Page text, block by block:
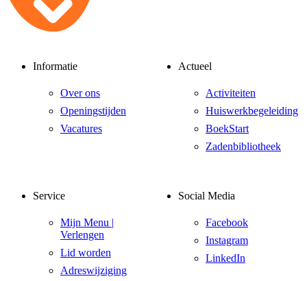
Informatie
Over ons
Openingstijden
Vacatures
Actueel
Activiteiten
Huiswerkbegeleiding
BoekStart
Zadenbibliotheek
Service
Mijn Menu |
Verlengen
Lid worden
Adreswijziging
Social Media
Facebook
Instagram
LinkedIn